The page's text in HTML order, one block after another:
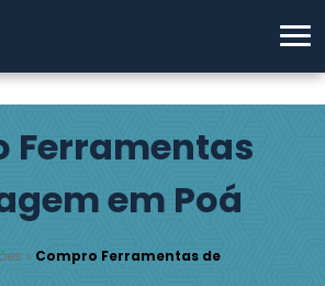
Ferramentas
em Poá
» Compro Ferramentas de